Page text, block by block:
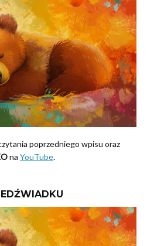
poprzedniego wpisu oraz
na YouTube.